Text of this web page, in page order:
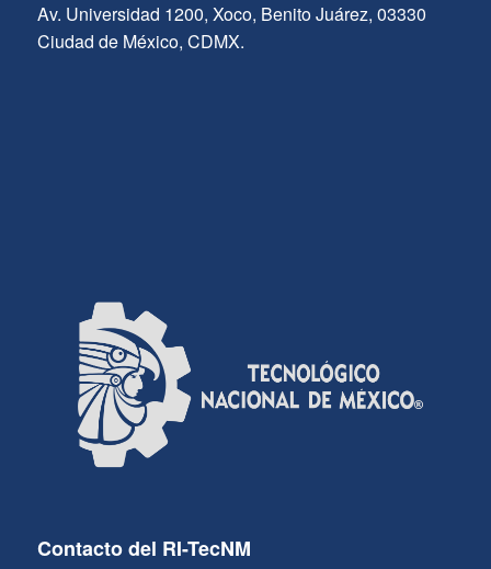
Av. Universidad 1200, Xoco, Benito Juárez, 03330
Ciudad de México, CDMX.
Contacto del RI-TecNM